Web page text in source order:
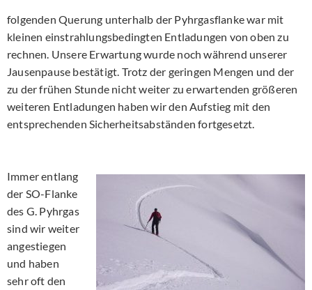
folgenden Querung unterhalb der Pyhrgasflanke war mit
kleinen einstrahlungsbedingten Entladungen von oben zu
rechnen. Unsere Erwartung wurde noch während unserer
Jausenpause bestätigt. Trotz der geringen Mengen und der
zu der frühen Stunde nicht weiter zu erwartenden größeren
weiteren Entladungen haben wir den Aufstieg mit den
entsprechenden Sicherheitsabständen fortgesetzt.
Immer entlang
der SO-Flanke
des G. Pyhrgas
sind wir weiter
angestiegen
und haben
sehr oft den